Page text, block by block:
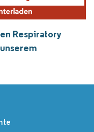
Respiratory